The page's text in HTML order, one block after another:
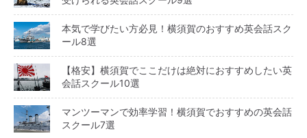
本気で学びたい方必見！横須賀のおすすめ英会話スク
ール8選
【格安】横須賀でここだけは絶対におすすめしたい英
会話スクール10選
マンツーマンで効率学習！横須賀でおすすめの英会話
スクール7選